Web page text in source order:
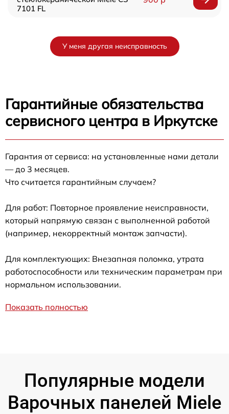
7101 FL
У меня другая неисправность
Гарантийные обязательства
сервисного центра в Иркутске
Гарантия от сервиса: на установленные нами детали
— до 3 месяцев.
Что считается гарантийным случаем?
Для работ: Повторное проявление неисправности,
который напрямую связан с выполненной работой
(например, некорректный монтаж запчасти).
Для комплектующих: Внезапная поломка, утрата
работоспособности или техническим параметрам при
нормальном использовании.
Показать полностью
Популярные модели
Варочных панелей Miele